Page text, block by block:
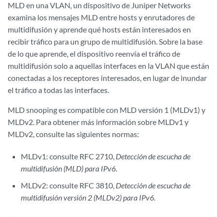
MLD en una VLAN, un dispositivo de Juniper Networks
examina los mensajes MLD entre hosts y enrutadores de
multidifusión y aprende qué hosts están interesados en
recibir tráfico para un grupo de multidifusión. Sobre la base
de lo que aprende, el dispositivo reenvía el tráfico de
multidifusión solo a aquellas interfaces en la VLAN que están
conectadas a los receptores interesados, en lugar de inundar
el tráfico a todas las interfaces.
MLD snooping es compatible con MLD versión 1 (MLDv1) y
MLDv2. Para obtener más información sobre MLDv1 y
MLDv2, consulte las siguientes normas:
MLDv1: consulte RFC 2710, Detección de escucha de
multidifusión (MLD) para IPv6.
MLDv2: consulte RFC 3810, Detección de escucha de
multidifusión versión 2 (MLDv2) para IPv6.